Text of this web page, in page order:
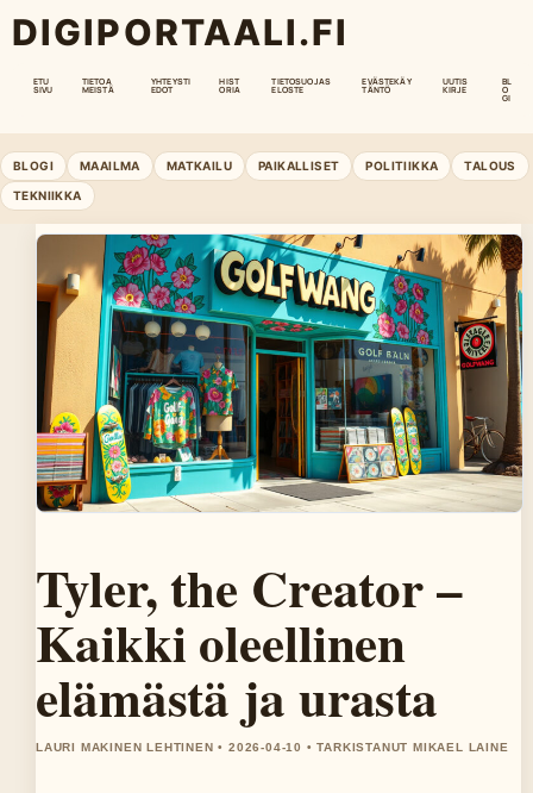
DIGIPORTAALI.FI
ETU
SIVU
TIETOA
MEISTÄ
YHTEYSTI
EDOT
HIST
ORIA
TIETOSUOJAS
ELOSTE
EVÄSTEKÄY
TÄNTÖ
UUTIS
KIRJE
BL
O
GI
BLOGI MAAILMA MATKAILU PAIKALLISET POLITIIKKA TALOUS
TEKNIIKKA
Tyler, the Creator –
Kaikki oleellinen
elämästä ja urasta
LAURI MAKINEN LEHTINEN • 2026-04-10 • TARKISTANUT MIKAEL LAINE